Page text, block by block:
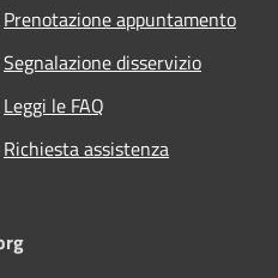
Prenotazione appuntamento
Segnalazione disservizio
Leggi le FAQ
Richiesta assistenza